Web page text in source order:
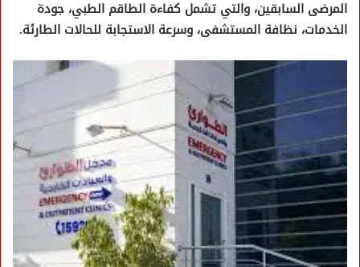
المرضى السابقين، والتي تشمل كفاءة الطاقم الطبي، جودة
الخدمات، نظافة المستشفى، وسرعة الاستجابة للحالات الطارئة.